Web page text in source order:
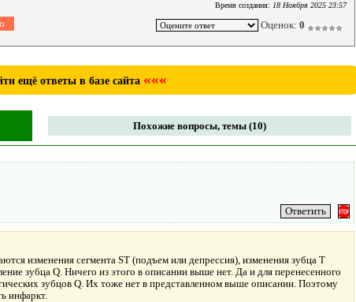
Время создания: 18 Ноября 2025 23:57
Оценок: 0
ещё ответы в базе сайта «««
Похожие вопросы, темы (10)
изменения сегмента ST (подъем или депрессия), изменения зубца T
зубца Q. Ничего из этого в описании выше нет. Да и для перенесенного
зубцов Q. Их тоже нет в представленном выше описании. Поэтому
инфаркт.